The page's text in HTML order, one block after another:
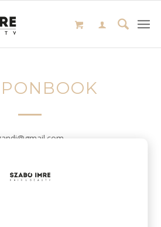
01-31 SZERZŐ: